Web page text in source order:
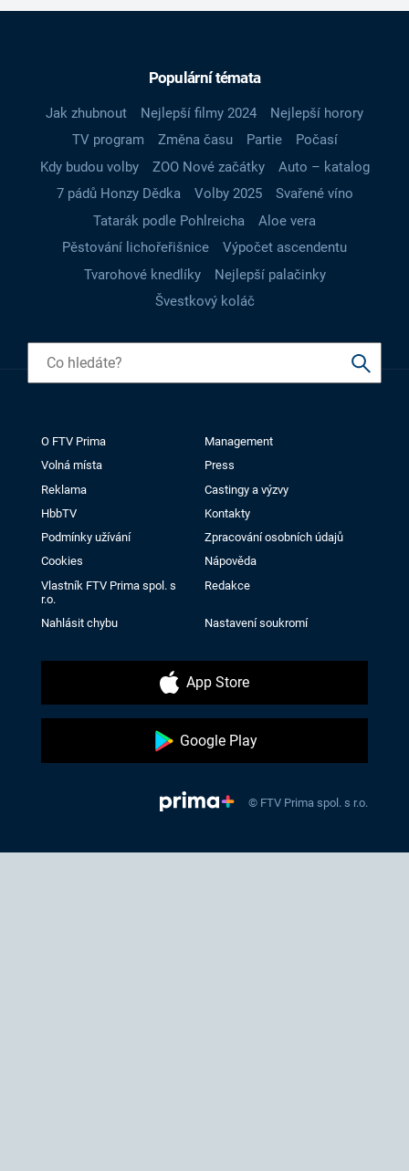
Populární témata
Jak zhubnout Nejlepší filmy 2024
Nejlepší horory
TV program
Změna času Partie
Počasí
Kdy budou volby
ZOO Nové začátky
Auto – katalog
7 pádů Honzy Dědka
Volby 2025
Svařené víno
Tatarák podle Pohlreicha
Aloe vera
Pěstování lichořeřišnice
Výpočet ascendentu
Tvarohové knedlíky
Nejlepší palačinky
Švestkový koláč
O FTV Prima
Management
Volná místa
Press
Reklama
Castingy a výzvy
HbbTV
Kontakty
Podmínky užívání
Zpracování osobních údajů
Cookies
Nápověda
Vlastník FTV Prima spol. s
r.o.
Redakce
Nahlásit chybu Nastavení soukromí
App Store
Google Play
© FTV Prima spol. s r.o.